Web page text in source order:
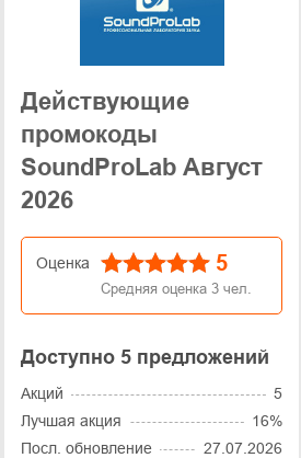
Действующие
промокоды
SoundProLab Август
2026
Оценка 5
Средняя оценка 3 чел.
Доступно 5 предложений
Акций
5
Лучшая акция
16%
Посл. обновление
27.07.2026